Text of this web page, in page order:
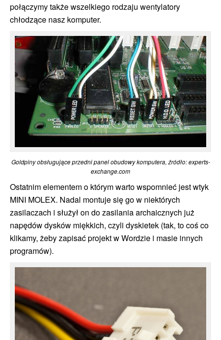
połączymy także wszelkiego rodzaju wentylatory
chłodzące nasz komputer.
Goldpiny obsługujące przedni panel obudowy komputera, źródło: experts-
exchange.com
Ostatnim elementem o którym warto wspomnieć jest wtyk
MINI MOLEX. Nadal montuje się go w niektórych
zasilaczach i służył on do zasilania archaicznych już
napędów dysków miękkich, czyli dyskietek (tak, to coś co
klikamy, żeby zapisać projekt w Wordzie i masie innych
programów).